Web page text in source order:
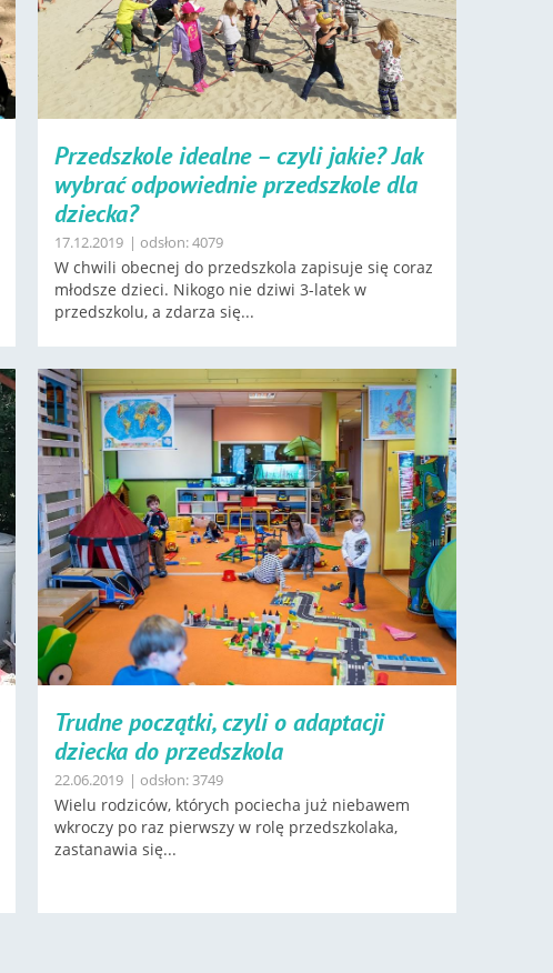
Przedszkole idealne – czyli jakie? Jak
wybrać odpowiednie przedszkole dla
dziecka?
17.12.2019 | odsłon: 4079
W chwili obecnej do przedszkola zapisuje się coraz
młodsze dzieci. Nikogo nie dziwi 3-latek w
przedszkolu, a zdarza się...
Trudne początki, czyli o adaptacji
dziecka do przedszkola
22.06.2019 | odsłon: 3749
Wielu rodziców, których pociecha już niebawem
wkroczy po raz pierwszy w rolę przedszkolaka,
zastanawia się...